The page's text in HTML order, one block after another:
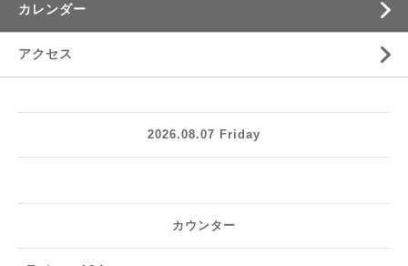
カレンダー
アクセス
2026.08.07 Friday
カウンター